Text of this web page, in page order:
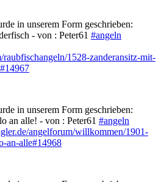
in unserem Form geschrieben:
- von : Peter61 #angeln
raubfischangeln/1528-zanderansitz-mit-
in unserem Form geschrieben:
an alle! - von : Peter61 #angeln
angelforum/willkommen/1901-
an-alle#14968